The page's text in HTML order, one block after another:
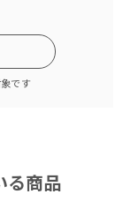
です
る商品